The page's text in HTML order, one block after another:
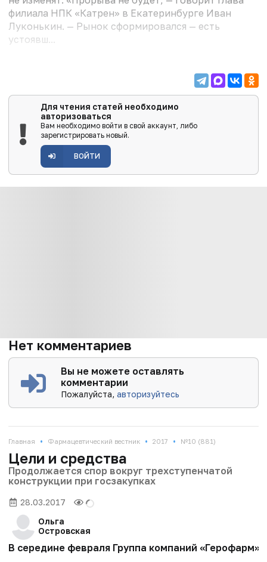
филиала НПК «Катрен» в Екатеринбурге Иван
Луконькин. — Рынок сформировался — есть
устоявш...
Для чтения статей необходимо
авторизоваться
Вам необходимо войти в свой аккаунт, либо
зарегистрировать новый.
ВОЙТИ
Нет комментариев
Вы не можете оставлять
комментарии
Пожалуйста,авторизуйтесь
Главная • Фармацевтический вестник • 2017 • №10 (881)
Цели и средства
Продолжается спор вокруг трехступенчатой
конструкции при госзакупках
28.03.2017
Ольга
Островская
В середине февраля Группа компаний